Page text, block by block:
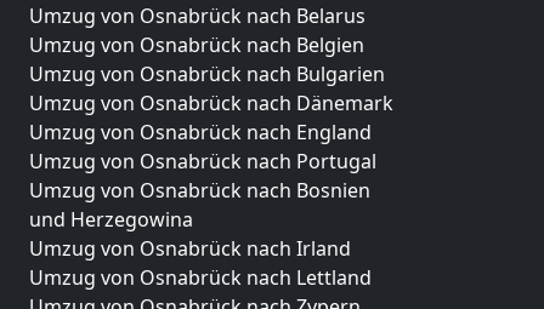
Umzug von Osnabrück nach Belarus
Umzug von Osnabrück nach Belgien
Umzug von Osnabrück nach Bulgarien
Umzug von Osnabrück nach Dänemark
Umzug von Osnabrück nach England
Umzug von Osnabrück nach Portugal
Umzug von Osnabrück nach Bosnien
und Herzegowina
Umzug von Osnabrück nach Irland
Umzug von Osnabrück nach Lettland